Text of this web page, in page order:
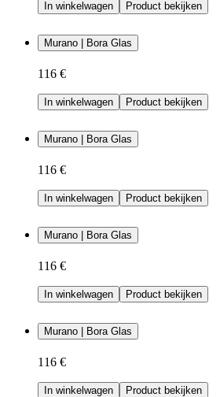
In winkelwagen Product bekijken
Murano | Bora Glas
116 €
In winkelwagen Product bekijken
Murano | Bora Glas
116 €
In winkelwagen Product bekijken
Murano | Bora Glas
116 €
In winkelwagen Product bekijken
Murano | Bora Glas
116 €
In winkelwagen Product bekijken